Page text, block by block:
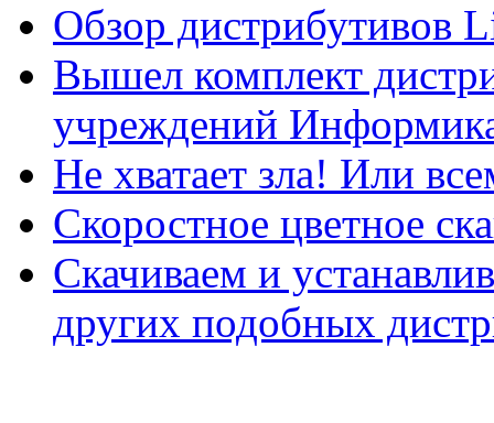
Обзор дистрибутивов
Вышел комплект
учреждений
Не хватает зла! Или
Скоростное цветное
Скачиваем и
других подобных